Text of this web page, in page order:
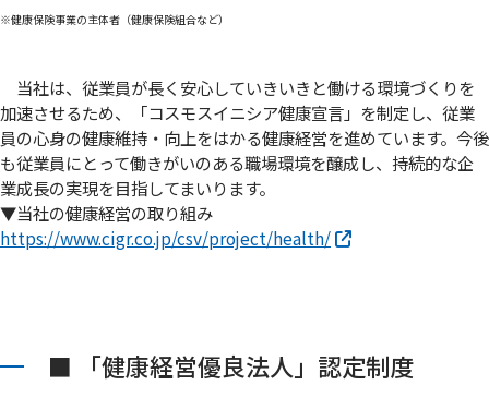
※健康保険事業の主体者（健康保険組合など）
当社は、従業員が長く安心していきいきと働ける環境づくりを
加速させるため、「コスモスイニシア健康宣言」を制定し、従業
員の心身の健康維持・向上をはかる健康経営を進めています。今後
も従業員にとって働きがいのある職場環境を醸成し、持続的な企
業成長の実現を目指してまいります。
▼当社の健康経営の取り組み
https://www.cigr.co.jp/csv/project/health/
■ 「健康経営優良法人」認定制度